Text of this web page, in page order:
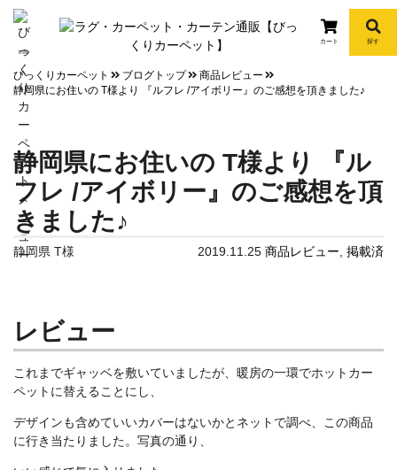
info
カート 探す
びっくりカーペット ブログトップ
商品レビュー
静岡県にお住いの T様より 『ルフレ /アイボリー』のご感想を頂きました♪
静岡県にお住いの T様より 『ル
フレ /アイボリー』のご感想を頂
きました♪
静岡県 T様 2019.11.25 商品レビュー 掲載済
レビュー
これまでギャッベを敷いていましたが、暖房の一環でホットカー
ペットに替えることにし、
デザインも含めていいカバーはないかとネットで調べ、この商品
に行き当たりました。写真の通り、